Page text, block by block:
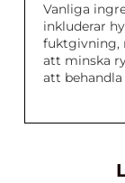
Vanliga
inkluderar
fuktgivning,
att minska
att